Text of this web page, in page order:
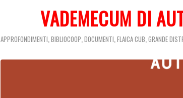
VADEMECUM DI
APPROFONDIMENTI, BIBLIOCOOP, DOCUMENTI, FLAICA CUB, GRANDE